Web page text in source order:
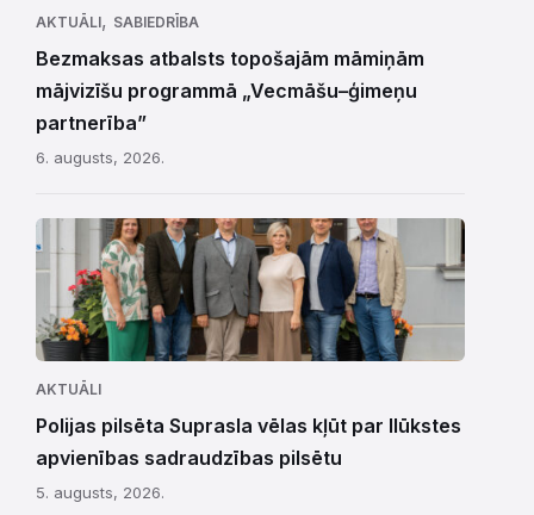
AKTUĀLI, SABIEDRĪBA
Bezmaksas atbalsts topošajām māmiņām
mājvizīšu programmā „Vecmāšu–ģimeņu
partnerība”
6. augusts, 2026.
AKTUĀLI
Polijas pilsēta Suprasla vēlas kļūt par Ilūkstes
apvienības sadraudzības pilsētu
5. augusts, 2026.